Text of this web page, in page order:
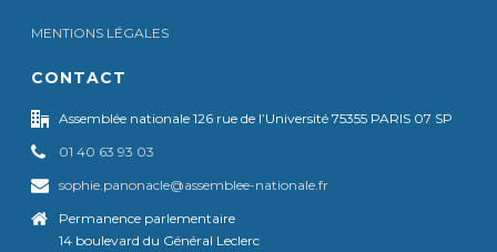
MENTIONS LÉGALES
CONTACT
Assemblée nationale 126 rue de l’Université 75355 PARIS 07 SP
01 40 63 93 03
sophie.panonacle@assemblee-nationale.fr
Permanence parlementaire
14 boulevard du Général Leclerc